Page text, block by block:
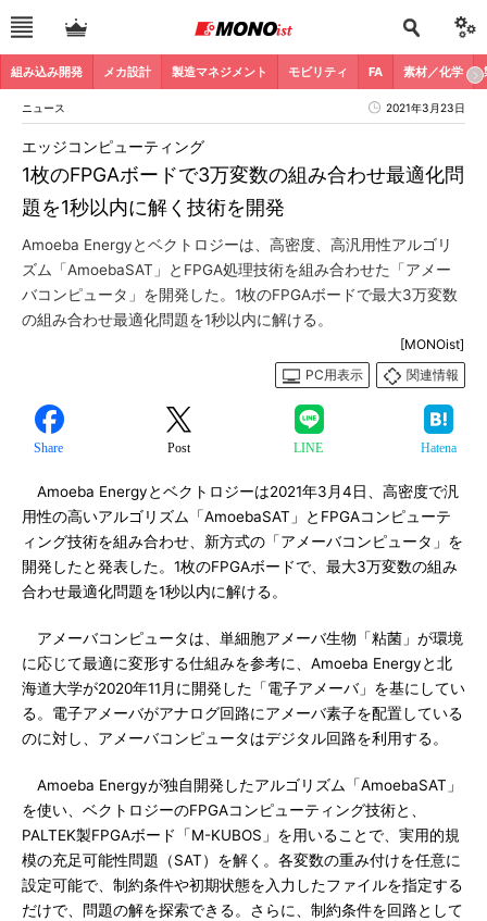
組み込み開発 メカ設計 製造マネジメント モビリティ FA 素材／化学
ニュース 2021年3月23日
1枚のFPGAボードで3万変数の組み合わせ最適化問
題を1秒以内に解く技術を開発
エッジコンピューティング
Amoeba Energyとベクトロジーは、高密度、高汎用性アルゴリ
ズム「AmoebaSAT」とFPGA処理技術を組み合わせた「アメー
バコンピュータ」を開発した。1枚のFPGAボードで最大3万変数
の組み合わせ最適化問題を1秒以内に解ける。
[MONOist]
PC用表示
関連情報
Share Post LINE Hatena
Amoeba Energyとベクトロジーは2021年3月4日、高密度で汎
用性の高いアルゴリズム「AmoebaSAT」とFPGAコンピューテ
ィング技術を組み合わせ、新方式の「アメーバコンピュータ」を
開発したと発表した。1枚のFPGAボードで、最大3万変数の組み
合わせ最適化問題を1秒以内に解ける。
アメーバコンピュータは、単細胞アメーバ生物「粘菌」が環境
に応じて最適に変形する仕組みを参考に、Amoeba Energyと北
海道大学が2020年11月に開発した「電子アメーバ」を基にしてい
る。電子アメーバがアナログ回路にアメーバ素子を配置している
のに対し、アメーバコンピュータはデジタル回路を利用する。
Amoeba Energyが独自開発したアルゴリズム「AmoebaSAT」
を使い、ベクトロジーのFPGAコンピューティング技術と、
PALTEK製FPGAボード「M-KUBOS」を用いることで、実用的規
模の充足可能性問題（SAT）を解く。各変数の重み付けを任意に
設定可能で、制約条件や初期状態を入力したファイルを指定する
だけで、問題の解を探索できる。さらに、制約条件を回路として